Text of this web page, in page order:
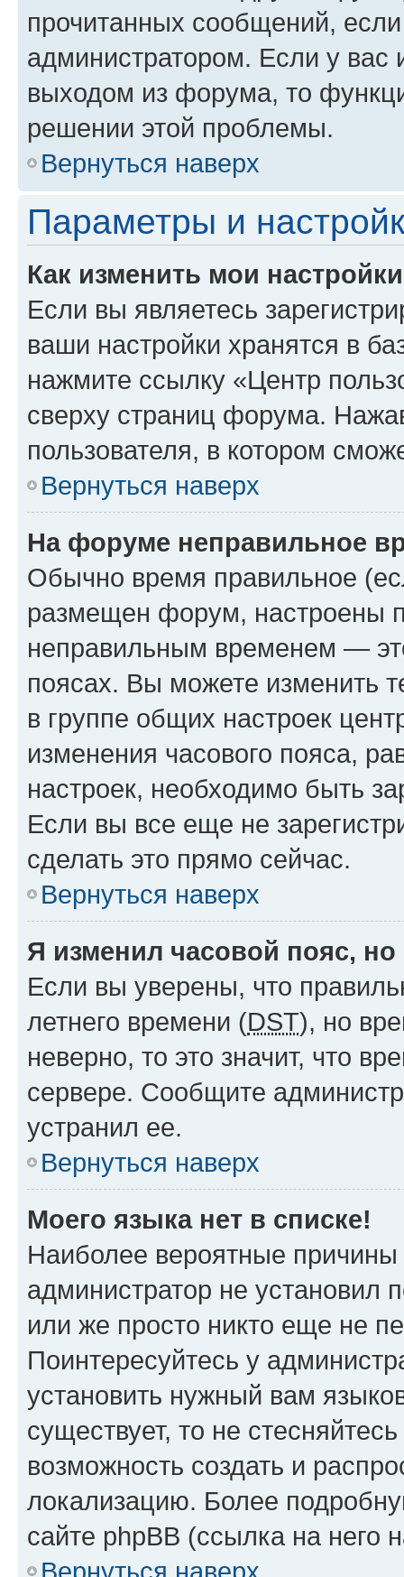
прочитанных сообщений,
администратором. Если у
выходом из форума, то
решении этой проблемы.
Вернуться наверх
Параметры и
Как изменить мои
Если вы являетесь
ваши настройки хранятся в
нажмите ссылку «Центр
сверху страниц форума.
пользователя, в котором
Вернуться наверх
На форуме неправильное
Обычно время правильное
размещен форум, настроены
неправильным временем —
поясах. Вы можете изменить
в группе общих настроек
изменения часового пояса,
настроек, необходимо быть
Если вы все еще не
сделать это прямо сейчас.
Вернуться наверх
Я изменил часовой пояс,
Если вы уверены, что
летнего времени (DST), но
неверно, то это значит, что
сервере. Сообщите
устранил ее.
Вернуться наверх
Моего языка нет в списке!
Наиболее вероятные причины
администратор не установил
или же просто никто еще не
Поинтересуйтесь у
установить нужный вам
существует, то не
возможность создать и
локализацию. Более
сайте phpBB (ссылка на него
Вернуться наверх